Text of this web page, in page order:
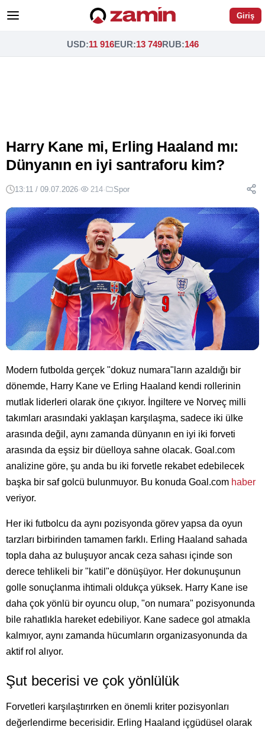
Giriş
USD:11 916EUR:13 749RUB:146
Harry Kane mi, Erling Haaland mı:
Dünyanın en iyi santraforu kim?
13:11 / 09.07.2026· 214· Spor
Modern futbolda gerçek "dokuz numara"ların azaldığı bir
dönemde, Harry Kane ve Erling Haaland kendi rollerinin
mutlak liderleri olarak öne çıkıyor. İngiltere ve Norveç milli
takımları arasındaki yaklaşan karşılaşma, sadece iki ülke
arasında değil, aynı zamanda dünyanın en iyi iki forveti
arasında da eşsiz bir düelloya sahne olacak. Goal.com
analizine göre, şu anda bu iki forvetle rekabet edebilecek
başka bir saf golcü bulunmuyor. Bu konuda Goal.com haber
veriyor.
Her iki futbolcu da aynı pozisyonda görev yapsa da oyun
tarzları birbirinden tamamen farklı. Erling Haaland sahada
topla daha az buluşuyor ancak ceza sahası içinde son
derece tehlikeli bir "katil"e dönüşüyor. Her dokunuşunun
golle sonuçlanma ihtimali oldukça yüksek. Harry Kane ise
daha çok yönlü bir oyuncu olup, "on numara" pozisyonunda
bile rahatlıkla hareket edebiliyor. Kane sadece gol atmakla
kalmıyor, aynı zamanda hücumların organizasyonunda da
aktif rol alıyor.
Şut becerisi ve çok yönlülük
Forvetleri karşılaştırırken en önemli kriter pozisyonları
değerlendirme becerisidir. Erling Haaland içgüdüsel olarak